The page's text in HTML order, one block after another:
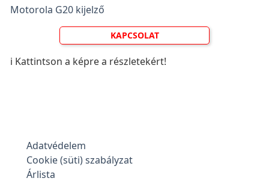
Motorola G20 kijelző
KAPCSOLAT
ℹ️ Kattintson a képre a részletekért!
Adatvédelem
Cookie (süti) szabályzat
Árlista